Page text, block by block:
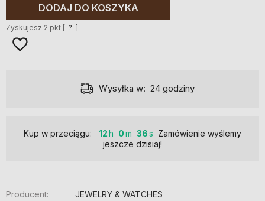
DODAJ DO KOSZYKA
Zyskujesz 2 pkt [ ? ]
Wysyłka w: 24 godziny
Kup w przeciągu: 12 0 35
Zamówienie wyślemy
jeszcze dzisiaj!
Producent:
JEWELRY & WATCHES